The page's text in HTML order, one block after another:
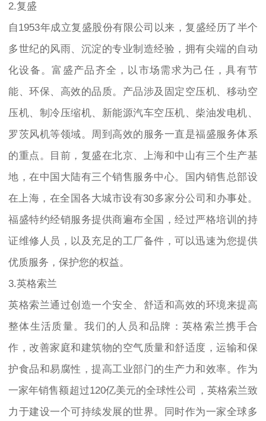
2.复盛
自1953年成立复盛股份有限公司以来，复盛经历了半个
多世纪的风雨、沉淀的专业制造经验，拥有尖端的自动
化设备。富盛产品齐全，以市场需求为己任，具有节
能、环保、高效的品质。产品涉及固定空压机、移动空
压机、制冷压缩机、新能源汽车空压机、柴油发电机、
罗茨风机等领域。周到高效的服务一直是福盛服务体系
的重点。目前，复盛在北京、上海和中山有三个生产基
地，在中国大陆有三个销售服务中心。国内销售总部设
在上海，在全国各大城市设有30多家分公司和办事处。
福盛特约经销服务提供商遍布全国，经过严格培训的持
证维修人员，以及充足的工厂备件，可以迅速为您提供
优质服务，保护您的权益。
3.英格索兰
英格索兰通过创造一个安全、舒适和高效的环境来提高
整体生活质量。我们的人员和品牌：英格索兰携手合
作，改善家庭和建筑物的空气质量和舒适度，运输和保
护食品和易腐性，提高工业部门的生产力和效率。作为
一家年销售额超过120亿美元的全球性公司，英格索兰致
力于建设一个可持续发展的世界。同时作为一家全球多